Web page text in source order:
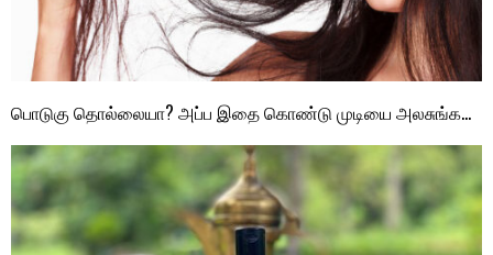
பொடுகு தொல்லையா? அப்ப இதை கொண்டு முடியை அலசுங்க…